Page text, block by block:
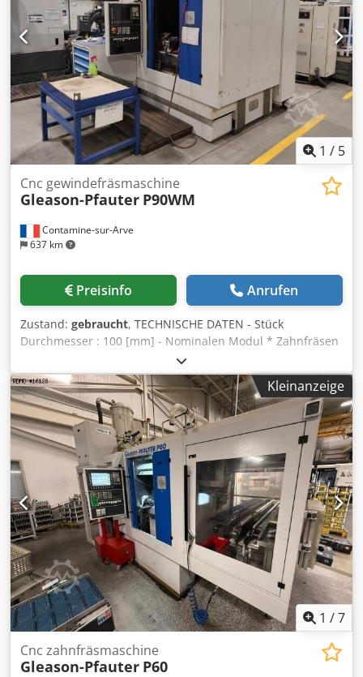
MASCHINEN-DETAILS Steuerungsmodell: Siemens 840D
Gesamtleistungsbedarf: 48 kVA Abmessungen & Gewicht
Raumbedarf (L x B x H): 4.700 x 3.000 x 3.300 m
Maschinengewicht ca.: 11,5 t AUSSTATTUNG Gegenhalter
mit Spitze Späneförderer Hydraulisch betätigter
Gegenhalterarm und Linearführungen
1 / 5
Contamine-sur-Arve
637 km
Cnc gewindefräsmaschine
Gleason-Pfauter P90WM
Preisinfo Anrufen
Zustand: gebraucht, TECHNISCHE DATEN - Stück
Durchmesser : 100 [mm] - Nominalen Modul * Zahnfräsen
: ugf. 3.0 [mm] * Schnecke Fräsen : ugf. 5.0 [mm] - Max.
achsige Bewegung : 320 [mm] - Innenfräskopf
Orientierung : -45 / + 115 [°] - Max. Wälzfräser
Durchmesser : 118 [mm] - Max. zugeschnittene Länge vom
Wälzfräser : 180 [mm] - Max. Fräser Bewegung (Shifting) :
160 [mm] - Max. Geschwindigkeit der Stückhalter Spindel :
3000 [U/mm] - Min/Max. Abstand zwischen Achsen :
10/100 [mm] - Innenfräskopf Motor Leistung : 14 [kW] -
Wälzfräser Geschwindigkeit : 50-12000 [U/mm] - Gewicht :
5000 [kg] Dedpfx Adex Ed A Rslskr ZUBEHÖR - Siemens
840D Steuerung - Kühlmitteltank - Späneförderer
Kleinanzeige
1 /7
Cnc zahnfräsmaschine
Gleason-Pfauter P60